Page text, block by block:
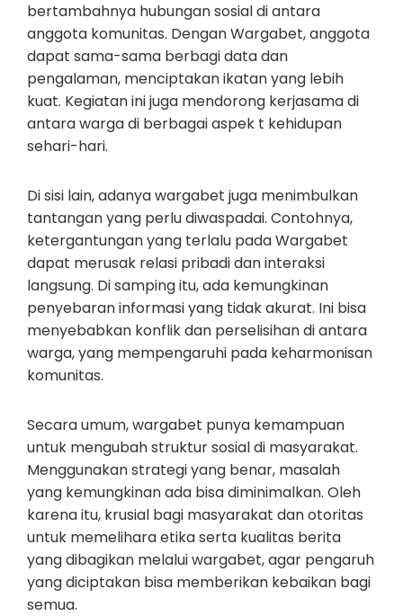
bertambahnya hubungan sosial di antara
anggota komunitas. Dengan Wargabet, anggota
dapat sama-sama berbagi data dan
pengalaman, menciptakan ikatan yang lebih
kuat. Kegiatan ini juga mendorong kerjasama di
antara warga di berbagai aspek t kehidupan
sehari-hari.
Di sisi lain, adanya wargabet juga menimbulkan
tantangan yang perlu diwaspadai. Contohnya,
ketergantungan yang terlalu pada Wargabet
dapat merusak relasi pribadi dan interaksi
langsung. Di samping itu, ada kemungkinan
penyebaran informasi yang tidak akurat. Ini bisa
menyebabkan konflik dan perselisihan di antara
warga, yang mempengaruhi pada keharmonisan
komunitas.
Secara umum, wargabet punya kemampuan
untuk mengubah struktur sosial di masyarakat.
Menggunakan strategi yang benar, masalah
yang kemungkinan ada bisa diminimalkan. Oleh
karena itu, krusial bagi masyarakat dan otoritas
untuk memelihara etika serta kualitas berita
yang dibagikan melalui wargabet, agar pengaruh
yang diciptakan bisa memberikan kebaikan bagi
semua.